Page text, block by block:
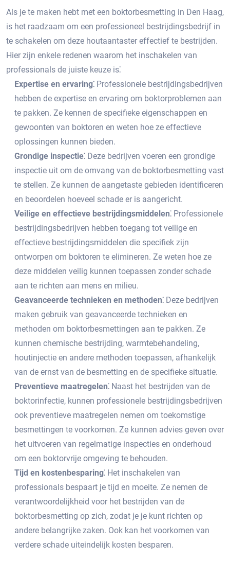
Als je te maken hebt met een boktorbesmetting in Den Haag,
is het raadzaam om een professioneel bestrijdingsbedrijf in
te schakelen om deze houtaantaster effectief te bestrijden.​
Hier zijn enkele redenen waarom het inschakelen van
professionals de juiste keuze is⁚
Expertise en ervaring⁚ Professionele bestrijdingsbedrijven
hebben de expertise en ervaring om boktorproblemen aan
te pakken.​ Ze kennen de specifieke eigenschappen en
gewoonten van boktoren en weten hoe ze effectieve
oplossingen kunnen bieden.​
Grondige inspectie⁚ Deze bedrijven voeren een grondige
inspectie uit om de omvang van de boktorbesmetting vast
te stellen.​ Ze kunnen de aangetaste gebieden identificeren
en beoordelen hoeveel schade er is aangericht.​
Veilige en effectieve bestrijdingsmiddelen⁚ Professionele
bestrijdingsbedrijven hebben toegang tot veilige en
effectieve bestrijdingsmiddelen die specifiek zijn
ontworpen om boktoren te elimineren.​ Ze weten hoe ze
deze middelen veilig kunnen toepassen zonder schade
aan te richten aan mens en milieu.​
Geavanceerde technieken en methoden⁚ Deze bedrijven
maken gebruik van geavanceerde technieken en
methoden om boktorbesmettingen aan te pakken.​ Ze
kunnen chemische bestrijding, warmtebehandeling,
houtinjectie en andere methoden toepassen, afhankelijk
van de ernst van de besmetting en de specifieke situatie.​
Preventieve maatregelen⁚ Naast het bestrijden van de
boktorinfectie, kunnen professionele bestrijdingsbedrijven
ook preventieve maatregelen nemen om toekomstige
besmettingen te voorkomen.​ Ze kunnen advies geven over
het uitvoeren van regelmatige inspecties en onderhoud
om een boktorvrije omgeving te behouden.​
Tijd en kostenbesparing⁚ Het inschakelen van
professionals bespaart je tijd en moeite.​ Ze nemen de
verantwoordelijkheid voor het bestrijden van de
boktorbesmetting op zich, zodat je je kunt richten op
andere belangrijke zaken.​ Ook kan het voorkomen van
verdere schade uiteindelijk kosten besparen.​